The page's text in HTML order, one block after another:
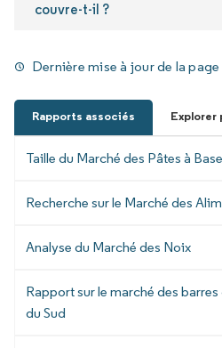
couvre-t-il ?
Dernière mise à jour de la page
Rapports associés Explorer
Taille du Marché des Pâtes à
Recherche sur le Marché des
Analyse du Marché des Noix
Rapport sur le marché des
du Sud